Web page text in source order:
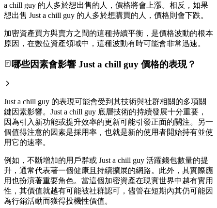
a chill guy 的人多於想出售的人，價格將會上漲。相反，如果
想出售 Just a chill guy 的人多於想購買的人，價格則會下跌。
加密資產買方與賣方之間的這種持續平衡，是價格波動的根本
原因，在數位資產領域中，這種波動有時可能會非常迅速。
哪些因素會影響 Just a chill guy 價格的表現？
Just a chill guy 的表現可能會受到其技術與社群相關的多項關
鍵因素影響。Just a chill guy 底層技術的持續發展十分重要，
因為引入新功能或提升效率的更新可能引發正面的關注。另一
個值得注意的因素是採用率，也就是新的使用者開始持有並使
用它的速率。
例如，不斷增加的用戶群或 Just a chill guy 活躍錢包數量的提
升，通常代表著一個健康且持續擴展的網路。此外，其實際應
用也扮演著重要角色。當這個加密資產在現實世界中越有實用
性，其價值就越有可能被社群認可，儘管在短期內其仍可能因
為行銷活動而獲得投機性價值。